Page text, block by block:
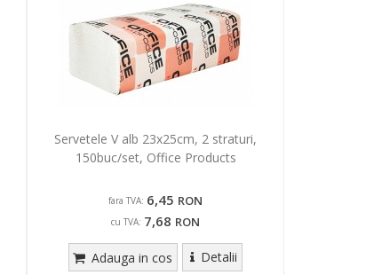
Servetele V alb 23x25cm, 2 straturi,
150buc/set, Office Products
fara TVA: 6,45 RON
cu TVA: 7,68 RON
Adauga in cos Detalii